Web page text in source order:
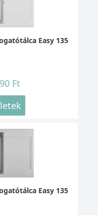
Easy 135
Ft
Easy 135